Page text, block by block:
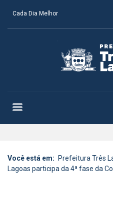
Cada Dia Melhor
Você está em: Prefeitura Três
Lagoas participa da 4ª fase da